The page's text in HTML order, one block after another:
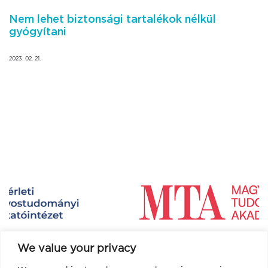
We value your privacy
Nem lehet biztonsági tartalékok nélkül
gyógyítani
2023. 02. 21.